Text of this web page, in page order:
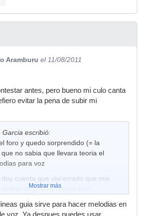
Aramburu el 11/08/2011
antes, pero bueno mi culo canta
evitar la pena de subir mi
Garcia escribió:
foro y quedo sorprendido (= la
no sabia que llevara teoria el
para voz
cuenta que vivi errado que mis
andan un poco chuecas jeje)
Mostrar más
guia sirve para hacer melodias en